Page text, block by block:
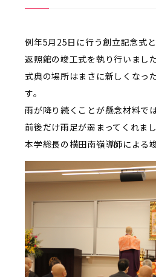
例年5月25日に行う創立記念式
返照館の竣工式を執り行いました
式典の場所はまさに新しくなっ
す。
雨が降り続くことが懸念材料で
前後だけ雨足が弱まってくれまし
本学総長の横田南嶺導師による